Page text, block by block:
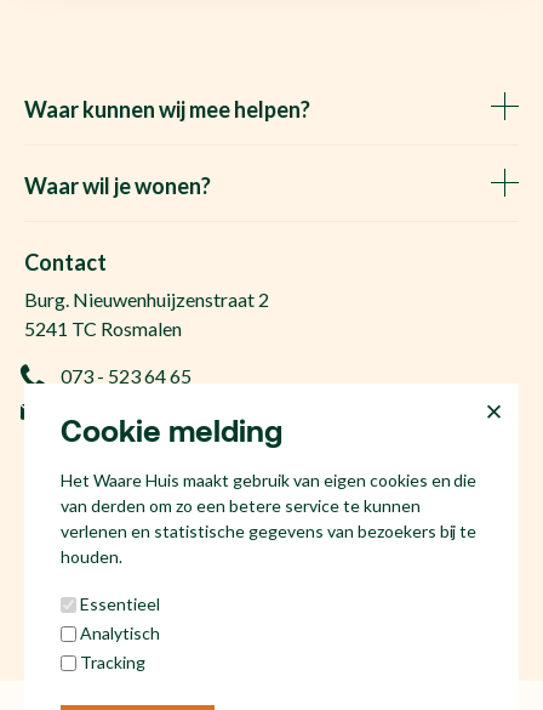
Cookie melding
Het Waare Huis maakt gebruik van eigen cookies en die
van derden om zo een betere service te kunnen
verlenen en statistische gegevens van bezoekers bij te
houden.
Essentieel
Analytisch
Tracking
Waar kunnen wij mee helpen?
Het Waare Huis zoekt
Vraag de kosten op
Ervaringen
Taxatie
Waar wil je wonen?
Makelaar Den Bosch
Huis kopen Nuland
Huis kopen Berlicum
Huis kopen Kruisstraat
Huis kopen Rosmalen
Huis verkopen Den Bosch
Contact
Burg. Nieuwenhuijzenstraat 2
5241 TC Rosmalen
073 - 523 64 65
NL81 53.60.447.B01
Social media